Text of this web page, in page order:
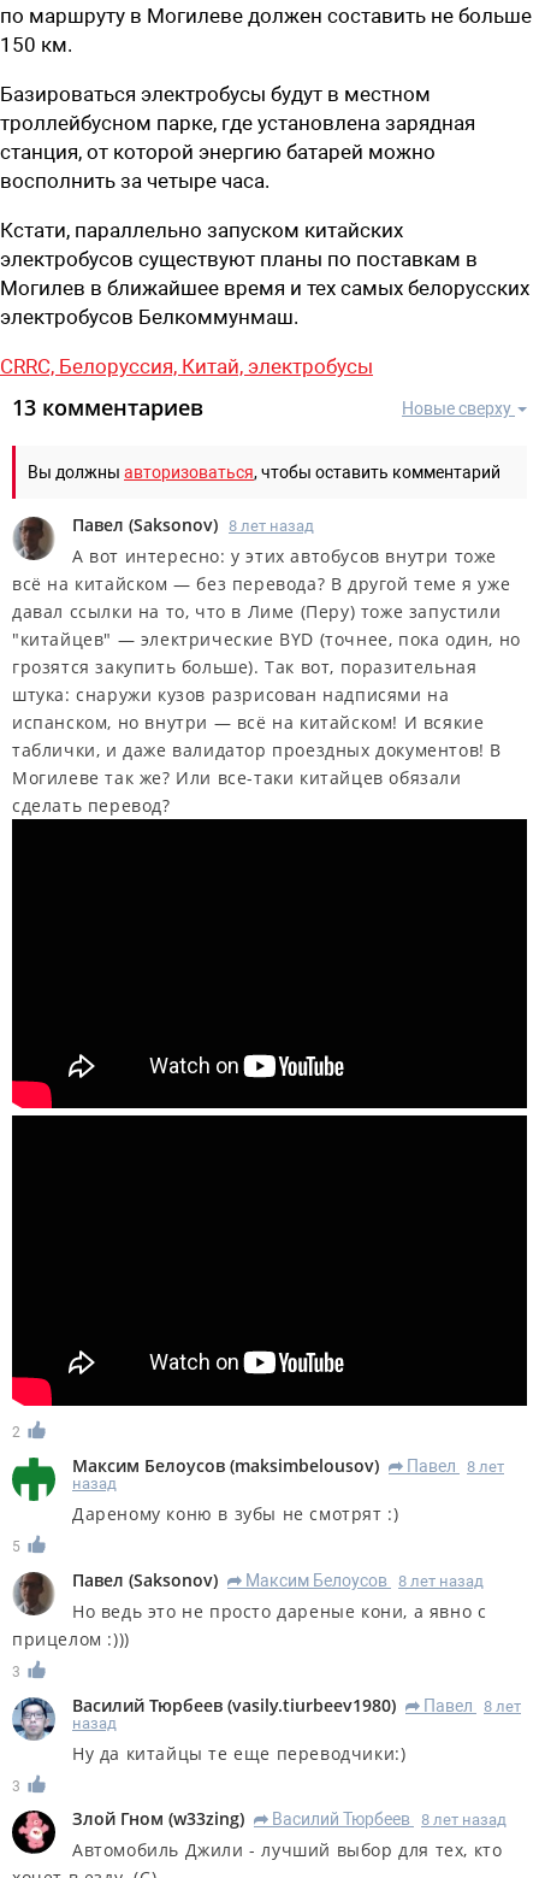
по маршруту в Могилеве должен составить не больше
150 км.
Базироваться электробусы будут в местном
троллейбусном парке, где установлена зарядная
станция, от которой энергию батарей можно
восполнить за четыре часа.
Кстати, параллельно запуском китайских
электробусов существуют планы по поставкам в
Могилев в ближайшее время и тех самых белорусских
электробусов Белкоммунмаш.
CRRC, Белоруссия, Китай, электробусы
Новые сверху
13 комментариев
Вы должны авторизоваться, чтобы оставить комментарий
Павел (Saksonov) 8 лет назад
А вот интересно: у этих автобусов внутри тоже
всё на китайском — без перевода? В другой теме я уже
давал ссылки на то, что в Лиме (Перу) тоже запустили
"китайцев" — электрические BYD (точнее, пока один, но
грозятся закупить больше). Так вот, поразительная
штука: снаружи кузов разрисован надписями на
испанском, но внутри — всё на китайском! И всякие
таблички, и даже валидатор проездных документов! В
Могилеве так же? Или все-таки китайцев обязали
сделать перевод?
2
Максим Белоусов (maksimbelousov) R Павел
8 лет
назад
Дареному коню в зубы не смотрят :)
5
Павел (Saksonov) R Максим Белоусов 8 лет назад
Но ведь это не просто дареные кони, а явно с
прицелом :)))
3
Василий Тюрбеев (vasily.tiurbeev1980) R Павел
8 лет
назад
Ну да китайцы те еще переводчики:)
3
Злой Гном (w33zing) R Василий Тюрбеев 8 лет назад
Автомобиль Джили - лучший выбор для тех, кто